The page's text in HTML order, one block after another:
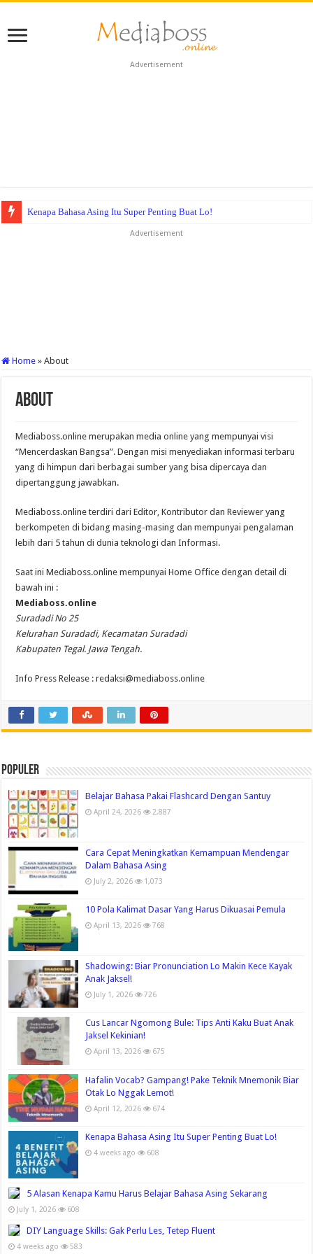
Advertisement
Kenapa Bahasa Asing Itu Super Penting Buat Lo!
Advertisement
Home » About
About
Mediaboss.online merupakan media online yang mempunyai visi
“Mencerdaskan Bangsa”. Dengan misi menyediakan informasi terbaru
yang di himpun dari berbagai sumber yang bisa dipercaya dan
dipertanggung jawabkan.
Mediaboss.online terdiri dari Editor, Kontributor dan Reviewer yang
berkompeten di bidang masing-masing dan mempunyai pengalaman
lebih dari 5 tahun di dunia teknologi dan Informasi.
Saat ini Mediaboss.online mempunyai Home Office dengan detail di
bawah ini :
Mediaboss.online
Suradadi No 25
Kelurahan Suradadi, Kecamatan Suradadi
Kabupaten Tegal. Jawa Tengah.
Info Press Release :redaksi@mediaboss.online
Populer
Belajar Bahasa Pakai Flashcard Dengan Santuy
April 24, 2026 2,887
Cara Cepat Meningkatkan Kemampuan Mendengar
Dalam Bahasa Asing
July 2, 2026 1,073
10 Pola Kalimat Dasar Yang Harus Dikuasai Pemula
April 13, 2026 768
Shadowing: Biar Pronunciation Lo Makin Kece Kayak
Anak Jaksel!
July 1, 2026 726
Cus Lancar Ngomong Bule: Tips Anti Kaku Buat Anak
Jaksel Kekinian!
April 13, 2026 675
Hafalin Vocab? Gampang! Pake Teknik Mnemonik Biar
Otak Lo Nggak Lemot!
April 12, 2026 674
Kenapa Bahasa Asing Itu Super Penting Buat Lo!
4 weeks ago 608
5 Alasan Kenapa Kamu Harus Belajar Bahasa Asing Sekarang
July 1, 2026 608
DIY Language Skills: Gak Perlu Les, Tetep Fluent
4 weeks ago 583